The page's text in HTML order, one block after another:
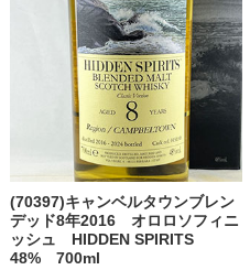
(70397)キャンベルタウンブレン
デッド8年2016 オロロソフィニ
ッシュ HIDDEN SPIRITS
48% 700ml